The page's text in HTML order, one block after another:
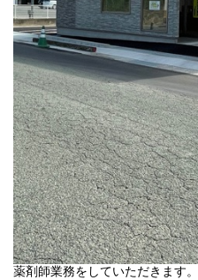
薬剤師業務をしていただきます。